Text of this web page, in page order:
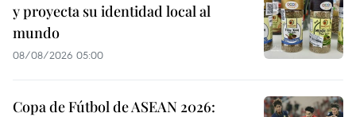
y proyecta su identidad local al
mundo
08/08/2026 05:00
Copa de Fútbol de ASEAN 2026: